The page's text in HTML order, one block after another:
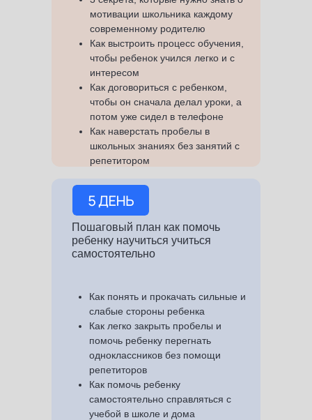
мотивации школьника каждому
современному родителю
Как выстроить процесс обучения,
чтобы ребенок учился легко и с
интересом
Как договориться с ребенком,
чтобы он сначала делал уроки, а
потом уже сидел в телефоне
Как наверстать пробелы в
школьных знаниях без занятий с
репетитором
Пошаговый план как помочь
ребенку научиться учиться
самостоятельно
Как понять и прокачать сильные и
слабые стороны ребенка
Как легко закрыть пробелы и
помочь ребенку перегнать
одноклассников без помощи
репетиторов
Как помочь ребенку
самостоятельно справляться с
учебой в школе и дома